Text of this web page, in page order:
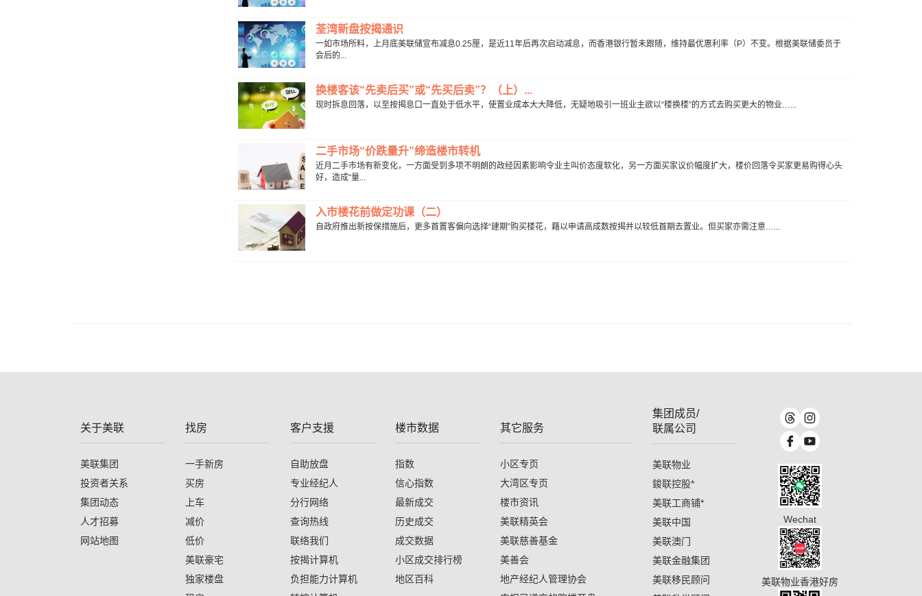
荃湾新盘按揭通识
一如市场所料，上月底美联储宣布减息0.25厘，是近11年后再次启动减息，而香港银行暂未跟随，维持最优惠利率（P）不变。根据美联储委员于
会后的...
换楼客该“先卖后买”或“先买后卖”？（上）...
现时拆息回落，以至按揭息口一直处于低水平，使置业成本大大降低，无疑地吸引一班业主欲以“楼换楼”的方式去购买更大的物业…...
二手市场“价跌量升”缔造楼市转机
近月二手市场有新变化，一方面受到多项不明朗的政经因素影响令业主叫价态度软化，另一方面买家议价幅度扩大，楼价回落令买家更易购得心头
好，造成“量...
入市楼花前做定功课（二）
自政府推出新按保措施后，更多首置客偏向选择“建期”购买楼花，藉以申请高成数按揭并以较低首期去置业。但买家亦需注意…...
关于美联
美联集团
投资者关系
集团动态
人才招募
网站地图
找房
一手新房
买房
上车
减价
低价
美联豪宅
独家楼盘
客户支援
自助放盘
专业经纪人
分行网络
查询热线
联络我们
按揭计算机
负担能力计算机
楼市数据
指数
信心指数
最新成交
历史成交
成交数据
小区成交排行榜
地区百科
其它服务
小区专页
大湾区专页
楼市资讯
美联精英会
美联慈善基金
美善会
地产经纪人管理协会
集团成员/
联属公司
美联物业
鋑联控股*
美联工商铺*
美联中国
美联澳门
美联金融集团
美联移民顾问
Wechat
美联物业香港好房